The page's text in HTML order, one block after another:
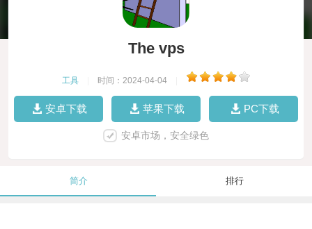
The vps
工具 时间：2024-04-04
安卓下载 苹果下载 PC下载
安卓市场，安全绿色
简介 排行